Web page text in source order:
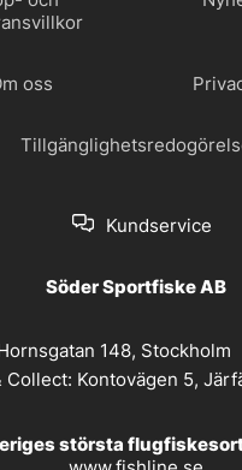
oss
Kundservice
Söder Sportfiske AB
148, Stockholm
Collect: Kontovägen 5,
största